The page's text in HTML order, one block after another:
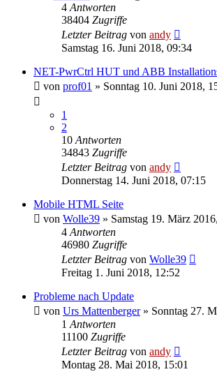
4 Antworten
38404 Zugriffe
Letzter Beitrag von andy
Samstag 16. Juni 2018, 09:34
NET-PwrCtrl HUT und ABB
von prof01 » Sonntag 10. Juni 2018,
1
2
10 Antworten
34843 Zugriffe
Letzter Beitrag von andy
Donnerstag 14. Juni 2018, 07:15
Mobile HTML Seite
von Wolle39 » Samstag 19. März
4 Antworten
46980 Zugriffe
Letzter Beitrag von Wolle39
Freitag 1. Juni 2018, 12:52
Probleme nach Update
von Urs Mattenberger» Sonntag 27.
1 Antworten
11100 Zugriffe
Letzter Beitrag von andy
Montag 28. Mai 2018, 15:01